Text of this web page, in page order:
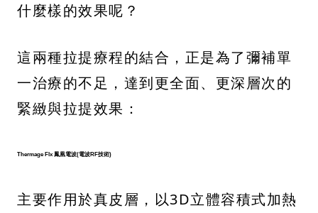
什麼樣的效果呢？
這兩種拉提療程的結合，正是為了彌補單
一治療的不足，達到更全面、更深層次的
緊緻與拉提效果：
Thermage Flx 鳳凰電波(電波RF技術)
主要作用於真皮層，以3D立體容積式加熱